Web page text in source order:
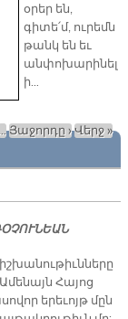
օրեր են,
գիտե՛մ, ուրեմն
թանկ են եւ
անփոխարինել
ի…
Յաջորդը ›Վերջ »
Հայոց
երեւոյթ մըն